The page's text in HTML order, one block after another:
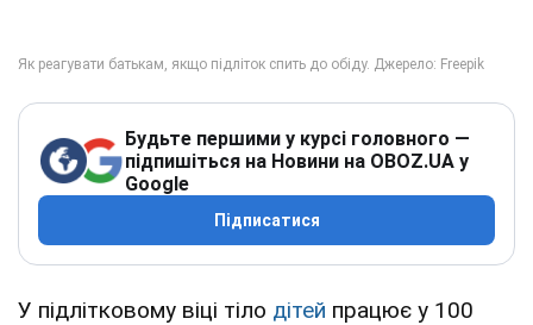
Будьте першими у курсі головного —
підпишіться на Новини на OBOZ.UA у
Google
Підписатися
У підлітковому віці тіло дітей працює у 100